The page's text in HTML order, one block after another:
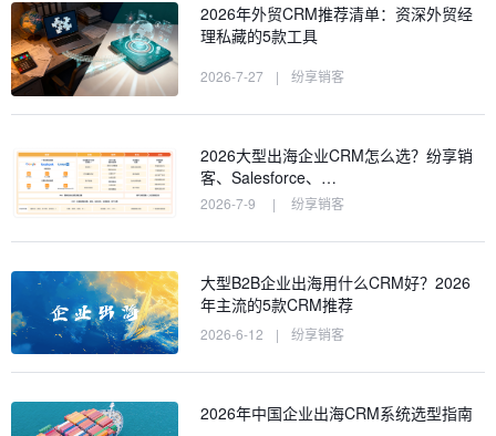
2026年外贸CRM推荐清单：资深外贸经
理私藏的5款工具
2026-7-27 | 纷享销客
2026大型出海企业CRM怎么选？纷享销
客、Salesforce、…
2026-7-9 | 纷享销客
大型B2B企业出海用什么CRM好？2026
年主流的5款CRM推荐
2026-6-12 | 纷享销客
2026年中国企业出海CRM系统选型指南